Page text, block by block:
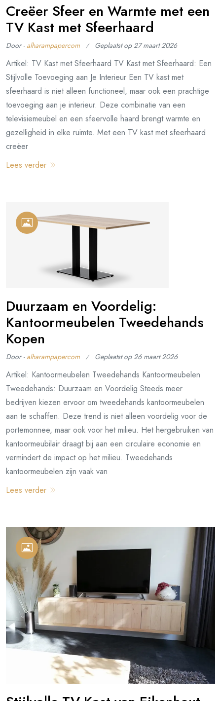
Creëer Sfeer en Warmte met een
TV Kast met Sfeerhaard
Door - alharampapercom Geplaatst op27 maart 2026
Artikel: TV Kast met Sfeerhaard TV Kast met Sfeerhaard: Een
Stijlvolle Toevoeging aan Je Interieur Een TV kast met
sfeerhaard is niet alleen functioneel, maar ook een prachtige
toevoeging aan je interieur. Deze combinatie van een
televisiemeubel en een sfeervolle haard brengt warmte en
gezelligheid in elke ruimte. Met een TV kast met sfeerhaard
creëer
Lees verder
Duurzaam en Voordelig:
Kantoormeubelen Tweedehands
Kopen
Door - alharampapercom Geplaatst op26 maart 2026
Artikel: Kantoormeubelen Tweedehands Kantoormeubelen
Tweedehands: Duurzaam en Voordelig Steeds meer
bedrijven kiezen ervoor om tweedehands kantoormeubelen
aan te schaffen. Deze trend is niet alleen voordelig voor de
portemonnee, maar ook voor het milieu. Het hergebruiken van
kantoormeubilair draagt bij aan een circulaire economie en
vermindert de impact op het milieu. Tweedehands
kantoormeubelen zijn vaak van
Lees verder